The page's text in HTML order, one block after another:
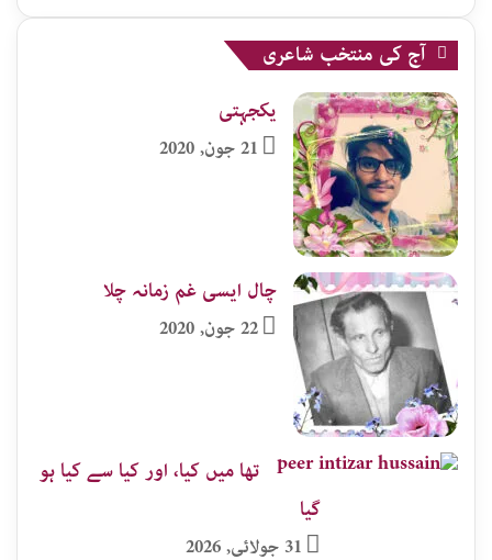
آج کی منتخب شاعری
یکجہتی
21 جون, 2020
چال ایسی غم زمانہ چلا
22 جون, 2020
تھا میں کیا، اور کیا سے کیا ہو
گیا
31 جولائی, 2026